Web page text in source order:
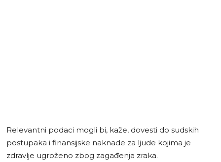
Relevantni podaci mogli bi, kaže, dovesti do sudskih
postupaka i finansijske naknade za ljude kojima je
zdravlje ugroženo zbog zagađenja zraka.